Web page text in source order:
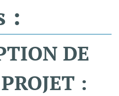
:
DE
PROJET :